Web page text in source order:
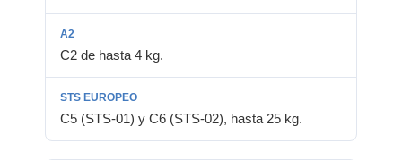
C2 de hasta 4 kg.
C5 (STS-01) y C6 (STS-02), hasta 25 kg.